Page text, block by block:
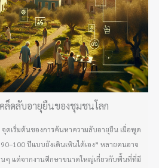
ล็ดลับอายุยืนของชุมชนโลก
จุดเริ่มต้นของการค้นหาความลับอายุยืน เมื่อพูด
ปีแบบยังเดินเหินได้เอง” หลายคนอาจ
นๆ แต่จากงานศึกษาขนาดใหญ่เกี่ยวกับพื้นที่ที่มี